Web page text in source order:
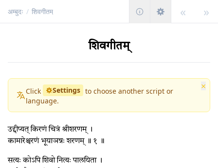
शिवगीतम्
Click Settings to choose another script or
language.
×
उद्दीप्यत् किरणं चित्रं श्रीशरणम् ।
कामारेश्चरणं भूयाञन्नः शरणम् ॥ १ ॥
सत्यः कोऽपि शिवो नित्यः पालयिता ।
अम्बुदः / शिवगीतम् « »